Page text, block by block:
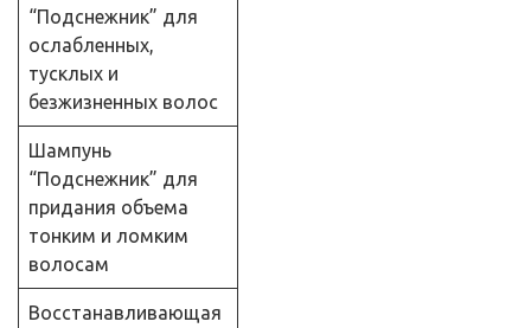
“Подснежник” для
ослабленных,
тусклых и
безжизненных волос
Шампунь
“Подснежник” для
придания объема
тонким и ломким
волосам
Восстанавливающая